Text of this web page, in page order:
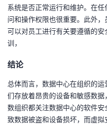
系统是否正常运行和维护。在
问和操作权限也很重要。此外，
可以对员工进行有关要遵循的
训，
结论
总体而言，数据中心在组织的
们存放着昂贵的设备和敏感数
数组织都关注数据中心的软件
致数据被盗和设备损坏，而虚